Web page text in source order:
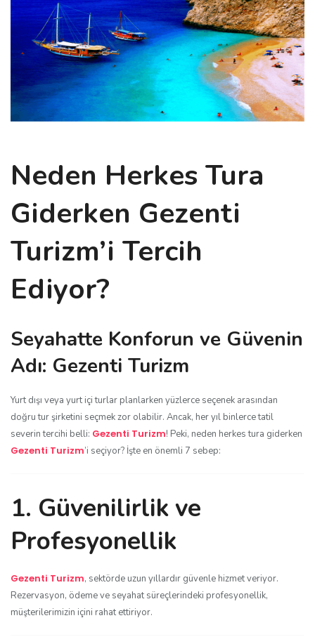
Neden Herkes Tura
Giderken Gezenti
Turizm’i Tercih
Ediyor?
Seyahatte Konforun ve Güvenin
Adı: Gezenti Turizm
Yurt dışı veya yurt içi turlar planlarken yüzlerce seçenek arasından
doğru tur şirketini seçmek zor olabilir. Ancak, her yıl binlerce tatil
severin tercihi belli: Gezenti Turizm! Peki, neden herkes tura giderken
Gezenti Turizm’i seçiyor? İşte en önemli 7 sebep:
1. Güvenilirlik ve
Profesyonellik
Gezenti Turizm, sektörde uzun yıllardır güvenle hizmet veriyor.
Rezervasyon, ödeme ve seyahat süreçlerindeki profesyonellik,
müşterilerimizin içini rahat ettiriyor.